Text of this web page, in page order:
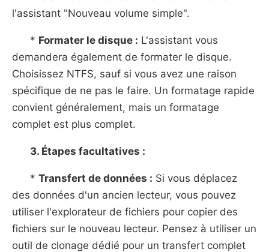
l'assistant "Nouveau volume simple".
* Formater le disque : L'assistant vous
demandera également de formater le disque.
Choisissez NTFS, sauf si vous avez une raison
spécifique de ne pas le faire. Un formatage rapide
convient généralement, mais un formatage
complet est plus complet.
3. Étapes facultatives :
* Transfert de données : Si vous déplacez
des données d'un ancien lecteur, vous pouvez
utiliser l'explorateur de fichiers pour copier des
fichiers sur le nouveau lecteur. Pensez à utiliser un
outil de clonage dédié pour un transfert complet